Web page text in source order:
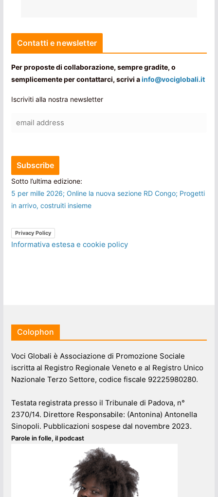
Contatti e newsletter
Per proposte di collaborazione, sempre gradite, o
semplicemente per contattarci, scrivi ainfo@vociglobali.it
Iscriviti alla nostra newsletter
Sotto l’ultima edizione:
5 per mille 2026; Online la nuova sezione RD Congo; Progetti
in arrivo, costruiti insieme
Privacy Policy
Informativa estesa e cookie policy
Colophon
Voci Globali è Associazione di Promozione Sociale
iscritta al Registro Regionale Veneto e al Registro Unico
Nazionale Terzo Settore, codice fiscale 92225980280.
Testata registrata presso il Tribunale di Padova, n°
2370/14. Direttore Responsabile: (Antonina) Antonella
Sinopoli. Pubblicazioni sospese dal novembre 2023.
Parole in folle, il podcast